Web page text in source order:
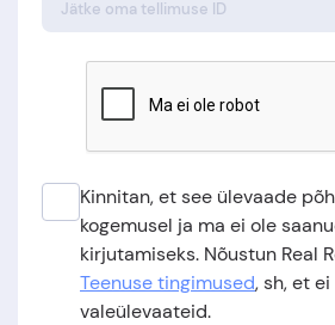
Kinnitan, et see ülevaade
kogemusel ja ma ei ole
kirjutamiseks. Nõustun Real
Teenuse tingimused, sh, et
valeülevaateid.